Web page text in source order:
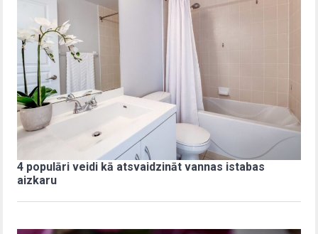
4 populāri veidi kā atsvaidzināt vannas istabas
aizkaru